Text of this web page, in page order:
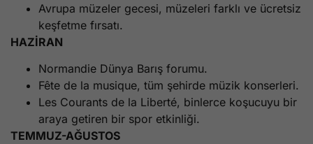
Avrupa müzeler gecesi, müzeleri farklı ve ücretsiz
keşfetme fırsatı.
HAZİRAN
Normandie Dünya Barış forumu.
Fête de la musique, tüm şehirde müzik konserleri.
Les Courants de la Liberté, binlerce koşucuyu bir
araya getiren bir spor etkinliği.
TEMMUZ-AĞUSTOS